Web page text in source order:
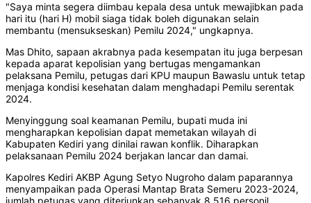
"Saya minta segera diimbau kepala desa untuk mewajibkan pada
hari itu (hari H) mobil siaga tidak boleh digunakan selain
membantu (mensukseskan) Pemilu 2024," ungkapnya.
Mas Dhito, sapaan akrabnya pada kesempatan itu juga berpesan
kepada aparat kepolisian yang bertugas mengamankan
pelaksana Pemilu, petugas dari KPU maupun Bawaslu untuk tetap
menjaga kondisi kesehatan dalam menghadapi Pemilu serentak
2024.
Menyinggung soal keamanan Pemilu, bupati muda ini
mengharapkan kepolisian dapat memetakan wilayah di
Kabupaten Kediri yang dinilai rawan konflik. Diharapkan
pelaksanaan Pemilu 2024 berjakan lancar dan damai.
Kapolres Kediri AKBP Agung Setyo Nugroho dalam paparannya
menyampaikan pada Operasi Mantap Brata Semeru 2023-2024,